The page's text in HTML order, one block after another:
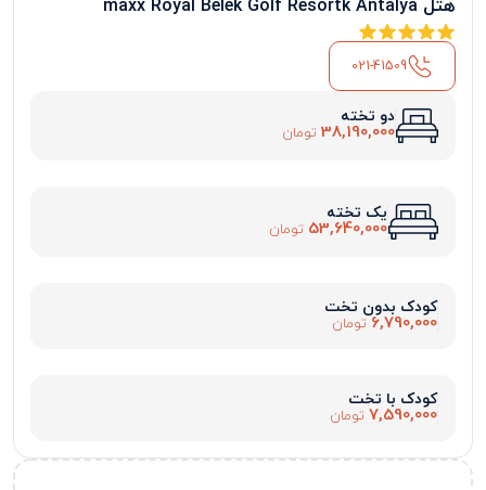
هتل maxx Royal Belek Golf Resortk Antalya
021-41509
دو تخته
38,190,000 تومان
یک تخته
53,640,000 تومان
کودک بدون تخت
6,790,000 تومان
کودک با تخت
7,590,000 تومان